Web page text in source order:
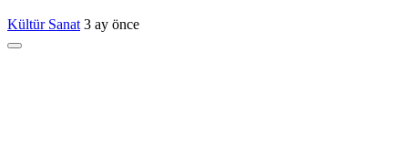
Kültür Sanat 3 ay önce